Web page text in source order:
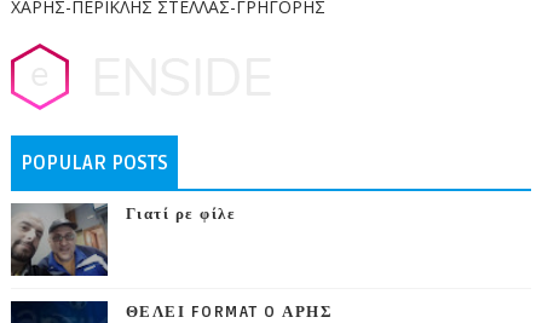
ΧΑΡΗΣ-ΠΕΡΙΚΛΗΣ ΣΤΕΛΛΑΣ-ΓΡΗΓΟΡΗΣ
POPULAR POSTS
Γιατί ρε φίλε
ΘΕΛΕΙ FORMAT O ΑΡΗΣ